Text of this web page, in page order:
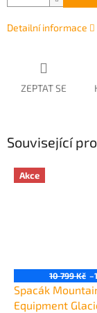
Detailní informace
ZEPTAT SE
Související
Akce
10 799 Kč
Spacák
Equipment